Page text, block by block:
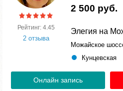
Рейтинг: 4.45
2 отзыва
2 500 руб.
Элегия на
Можайское
Кунцевская
Онлайн запись